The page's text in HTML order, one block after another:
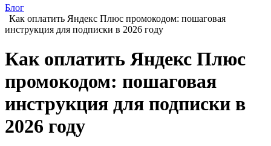
Блог
Как оплатить Яндекс Плюс промокодом: пошаговая
инструкция для подписки в 2026 году
Как оплатить Яндекс Плюс
промокодом: пошаговая
инструкция для подписки в
2026 году